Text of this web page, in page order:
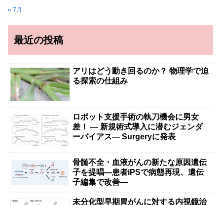
« 7月
最近の投稿
アリはどう動き回るのか？ 物理学で迫
る探索の仕組み
ロボット支援手術の執刀機会に男女
差！ — 新規術式導入に潜むジェンダ
ーバイアス— Surgeryに発表
骨髄不全・血液がんの新たな原因遺伝
子を提唱―患者iPSで病態再現、遺伝
子編集で改善―
未分化型早期胃がんに対する内視鏡治